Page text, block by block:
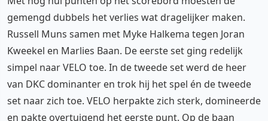
gemengd dubbels het verlies wat dragelijker maken.
Russell Muns samen met Myke Halkema tegen Joran
Kweekel en Marlies Baan. De eerste set ging redelijk
simpel naar VELO toe. In de tweede set werd de heer
van DKC dominanter en trok hij het spel én de tweede
set naar zich toe. VELO herpakte zich sterk, domineerde
en pakte overtuigend het eerste punt. Op de baan